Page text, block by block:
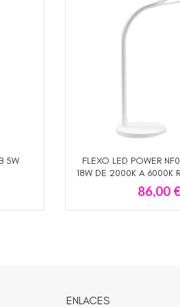
5W
LEER MÁS
FLEXO LED POWER
18W DE 2000K A 6000K
86,00 €
ENLACES